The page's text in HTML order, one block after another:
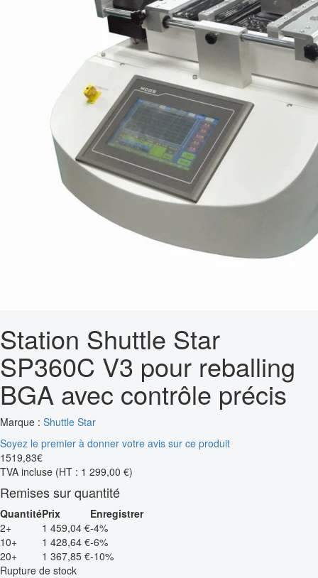
Station Shuttle Star
SP360C V3 pour reballing
BGA avec contrôle précis
Marque : Shuttle Star
Soyez le premier à donner votre avis sur ce produit
1519,83€
TVA incluse (HT : 1 299,00 €)
Remises sur quantité
QuantitéPrix
Enregistrer
2+
1 459,04 €-4%
10+
1 428,64 €-6%
20+
1 367,85 €-10%
Rupture de stock